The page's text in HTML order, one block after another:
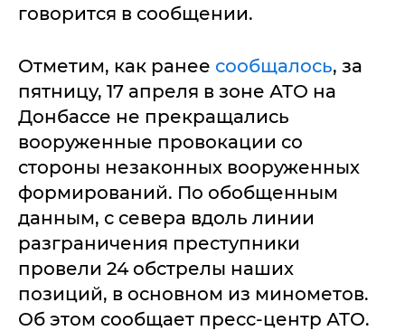
говорится в сообщении.
Отметим, как ранее сообщалось, за
пятницу, 17 апреля в зоне АТО на
Донбассе не прекращались
вооруженные провокации со
стороны незаконных вооруженных
формирований. По обобщенным
данным, с севера вдоль линии
разграничения преступники
провели 24 обстрелы наших
позиций, в основном из минометов.
Об этом сообщает пресс-центр АТО.